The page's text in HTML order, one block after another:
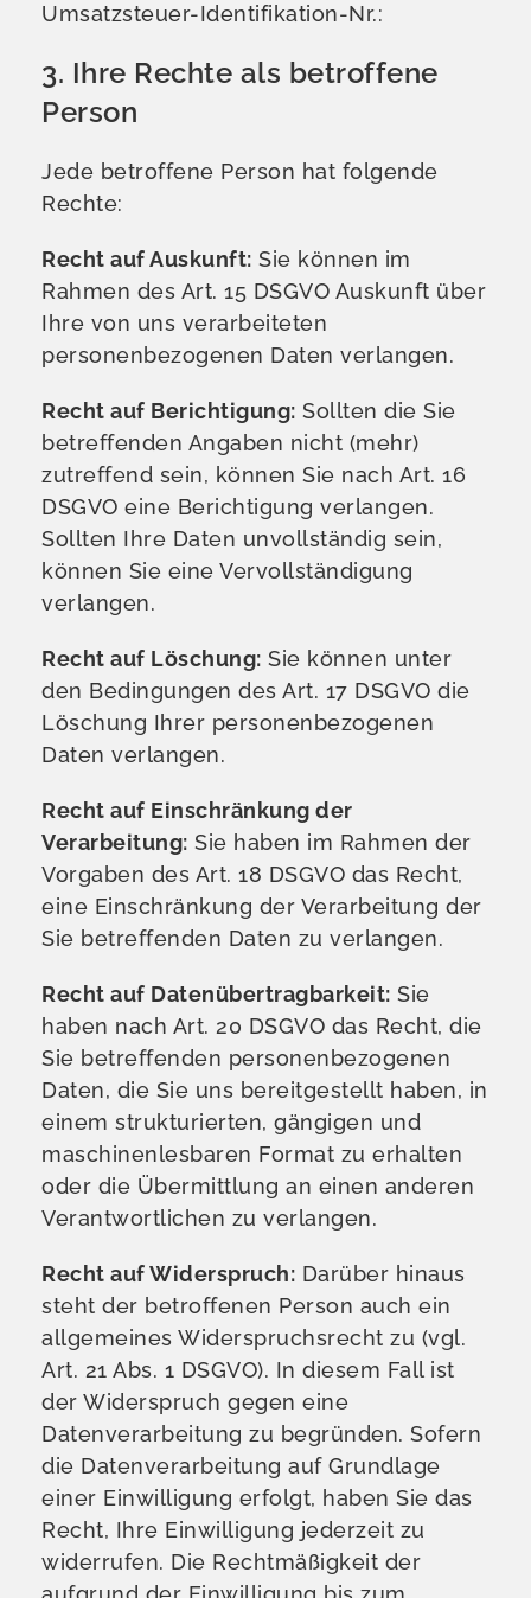
Umsatzsteuer-Identifikation-Nr.:
3. Ihre Rechte als betroffene
Person
Jede betroffene Person hat folgende
Rechte:
Recht auf Auskunft: Sie können im
Rahmen des Art. 15 DSGVO Auskunft über
Ihre von uns verarbeiteten
personenbezogenen Daten verlangen.
Recht auf Berichtigung: Sollten die Sie
betreffenden Angaben nicht (mehr)
zutreffend sein, können Sie nach Art. 16
DSGVO eine Berichtigung verlangen.
Sollten Ihre Daten unvollständig sein,
können Sie eine Vervollständigung
verlangen.
Recht auf Löschung: Sie können unter
den Bedingungen des Art. 17 DSGVO die
Löschung Ihrer personenbezogenen
Daten verlangen.
Recht auf Einschränkung der
Verarbeitung: Sie haben im Rahmen der
Vorgaben des Art. 18 DSGVO das Recht,
eine Einschränkung der Verarbeitung der
Sie betreffenden Daten zu verlangen.
Recht auf Datenübertragbarkeit: Sie
haben nach Art. 20 DSGVO das Recht, die
Sie betreffenden personenbezogenen
Daten, die Sie uns bereitgestellt haben, in
einem strukturierten, gängigen und
maschinenlesbaren Format zu erhalten
oder die Übermittlung an einen anderen
Verantwortlichen zu verlangen.
Recht auf Widerspruch: Darüber hinaus
steht der betroffenen Person auch ein
allgemeines Widerspruchsrecht zu (vgl.
Art. 21 Abs. 1 DSGVO). In diesem Fall ist
der Widerspruch gegen eine
Datenverarbeitung zu begründen. Sofern
die Datenverarbeitung auf Grundlage
einer Einwilligung erfolgt, haben Sie das
Recht, Ihre Einwilligung jederzeit zu
widerrufen. Die Rechtmäßigkeit der